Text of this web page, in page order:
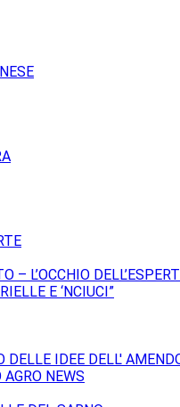
– L’OCCHIO
E ‘NCIUCI”
DELLE IDEE DELL'
NEWS